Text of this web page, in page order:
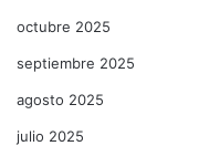
octubre 2025
septiembre 2025
agosto 2025
julio 2025